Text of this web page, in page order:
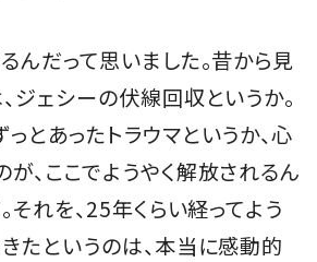
んだって思いました。昔から見
ジェシーの伏線回収というか。
とあったトラウマというか、心
、ここでようやく解放されるん
それを、25年くらい経ってよう
たというのは、本当に感動的